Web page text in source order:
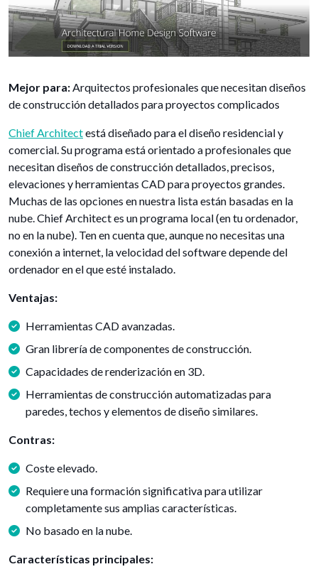
Mejor para:Arquitectos profesionales que necesitan diseños
de construcción detallados para proyectos complicados
Chief Architectestá diseñado para el diseño residencial y
comercial. Su programa está orientado a profesionales que
necesitan diseños de construcción detallados, precisos,
elevaciones y herramientas CAD para proyectos grandes.
Muchas de las opciones en nuestra lista están basadas en la
nube. Chief Architect es un programa local (en tu ordenador,
no en la nube). Ten en cuenta que, aunque no necesitas una
conexión a internet, la velocidad del software depende del
ordenador en el que esté instalado.
Ventajas:
Herramientas CAD avanzadas.
Gran librería de componentes de construcción.
Capacidades de renderización en 3D.
Herramientas de construcción automatizadas para
paredes, techos y elementos de diseño similares.
Contras:
Coste elevado.
Requiere una formación significativa para utilizar
completamente sus amplias características.
No basado en la nube.
Características principales: